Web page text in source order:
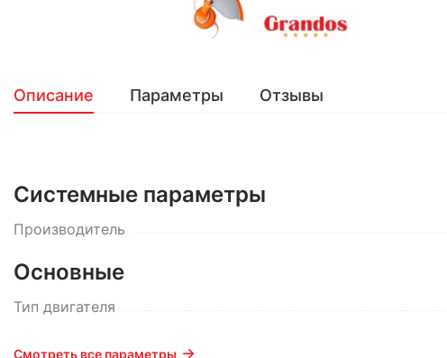
Описание Параметры Отзывы
Системные параметры
Производитель
Основные
Тип двигателя
Смотреть все параметры